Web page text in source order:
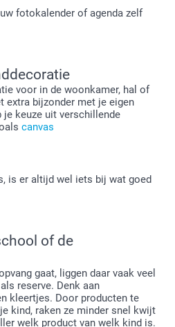
fotokalender of agenda zelf
voor in de woonkamer, hal of
extra bijzonder met je eigen
keuze uit verschillende
canvas
is er altijd wel iets bij wat goed
of de
gaat, liggen daar vaak veel
reserve. Denk aan
kleertjes. Door producten te
kind, raken ze minder snel kwijt
welk product van welk kind is.